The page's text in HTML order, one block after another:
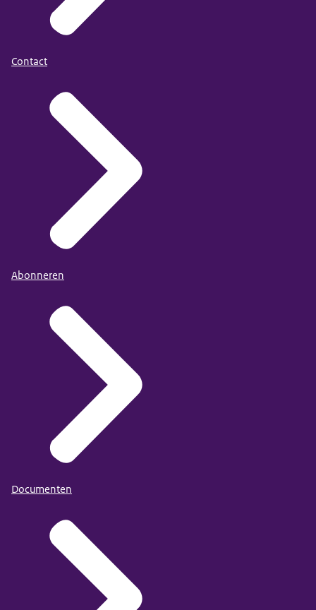
Contact
Abonneren
Documenten